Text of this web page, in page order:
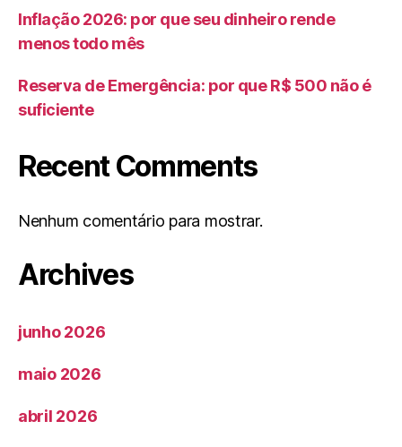
Inflação 2026: por que seu dinheiro rende
menos todo mês
Reserva de Emergência: por que R$ 500 não é
suficiente
Recent Comments
Nenhum comentário para mostrar.
Archives
junho 2026
maio 2026
abril 2026